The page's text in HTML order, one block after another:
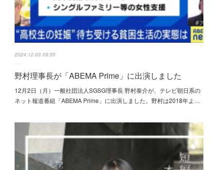
2024.12.03 09:55
野村理事長が「ABEMA Prime」に出演しました
12月2日（月）一般社団法人SGSG理事長 野村泰介が、テレビ朝日系の
ネット報道番組「ABEMA Prime」に出演しました。野村は2018年よ…